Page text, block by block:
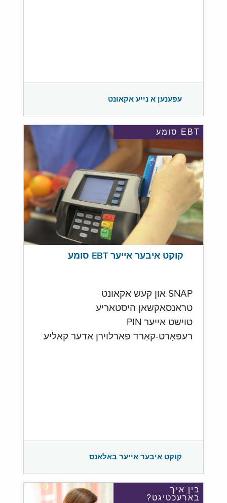
עפענען א נייע אקאונט
EBT סומע
קוקט איבער אייער EBT סומע
SNAP און קעש אקאונט
טראנסאקשאן היסטאריע
טוישט אייער PIN
רעפּאָרט-קאַרד פארלוירן אדער קאליע
קוקט איבער אייער באלאנס
בין איך
בארעכטיגט?